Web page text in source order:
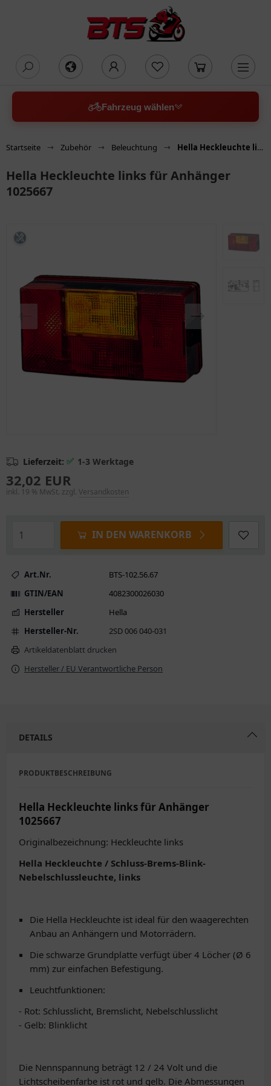
Fahrzeug wählen
Startseite Zubehör Beleuchtung Hella Heckleuchte links für Anhänger 1025667
Hella Heckleuchte links für Anhänger
1025667
Lieferzeit: ✅ 1-3 Werktage
32,02 EUR
inkl. 19 % MwSt. zzgl. Versandkosten
IN DEN WARENKORB
Art.Nr.
BTS-102.56.67
GTIN/EAN
4082300026030
Hersteller
Hella
Hersteller-Nr.
2SD 006 040-031
Artikeldatenblatt drucken
Hersteller / EU Verantwortliche Person
DETAILS
PRODUKTBESCHREIBUNG
Hella Heckleuchte links für Anhänger
1025667
Originalbezeichnung: Heckleuchte links
Hella Heckleuchte / Schluss-Brems-Blink-
Nebelschlussleuchte, links
Die Hella Heckleuchte ist ideal für den waagerechten
Anbau an Anhängern und Motorrädern.
Die schwarze Grundplatte verfügt über 4 Löcher (Ø 6
mm) zur einfachen Befestigung.
Leuchtfunktionen:
- Rot: Schlusslicht, Bremslicht, Nebelschlusslicht
- Gelb: Blinklicht
Die Nennspannung beträgt 12 / 24 Volt und die
Lichtscheibenfarbe ist rot und gelb. Die Abmessungen